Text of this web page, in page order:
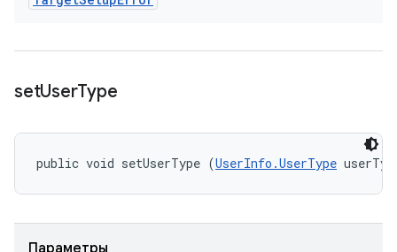
setUserType
public void setUserType (UserInfo.UserType
Параметры